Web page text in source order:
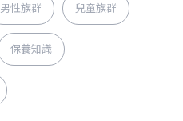
男性族群 兒童族群
保養知識